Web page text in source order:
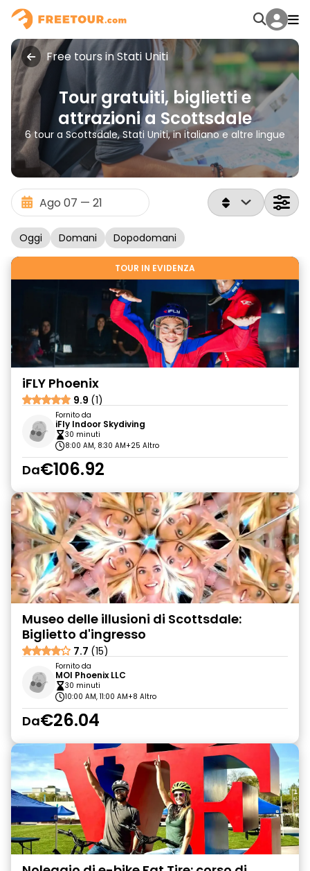
Free tours in Stati Uniti
Tour gratuiti, biglietti e
attrazioni a Scottsdale
6 tour a Scottsdale, Stati Uniti, in italiano e altre lingue
Oggi Domani Dopodomani
TOUR IN EVIDENZA
iFLY Phoenix
9.9 (1)
Fornito da
iFly Indoor Skydiving
30 minuti
8:00 AM, 8:30 AM+25 Altro
Da€106.92
Museo delle illusioni di Scottsdale:
Biglietto d'ingresso
7.7 (15)
Fornito da
MOI Phoenix LLC
30 minuti
10:00 AM, 11:00 AM+8 Altro
Da€26.04